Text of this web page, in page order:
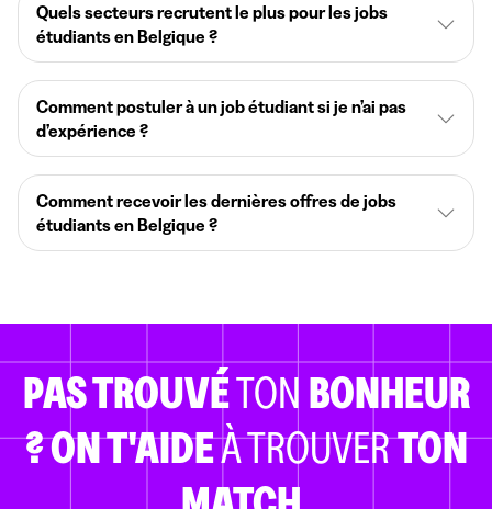
Quels secteurs recrutent le plus pour les jobs
étudiants en Belgique ?
Comment postuler à un job étudiant si je n’ai pas
d’expérience ?
Comment recevoir les dernières offres de jobs
étudiants en Belgique ?
PAS TROUVÉTON BONHEUR
?ON T'AIDEÀ TROUVERTON